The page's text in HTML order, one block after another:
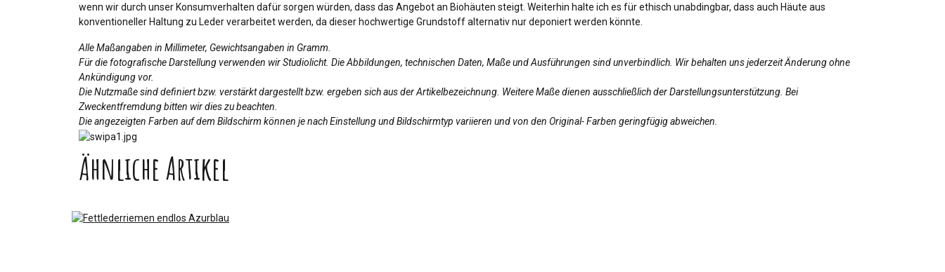
wenn wir durch unser Konsumverhalten dafür sorgen würden, dass das Angebot an Biohäuten steigt. Weiterhin halte ich es für ethisch unabdingbar, dass auch Häute aus
konventioneller Haltung zu Leder verarbeitet werden, da dieser hochwertige Grundstoff alternativ nur deponiert werden könnte.
Alle Maßangaben in Millimeter, Gewichtsangaben in Gramm.
Für die fotografische Darstellung verwenden wir Studiolicht. Die Abbildungen, technischen Daten, Maße und Ausführungen sind unverbindlich. Wir behalten uns jederzeit Änderung ohne
Ankündigung vor.
Die Nutzmaße sind definiert bzw. verstärkt dargestellt bzw. ergeben sich aus der Artikelbezeichnung. Weitere Maße dienen ausschließlich der Darstellungsunterstützung. Bei
Zweckentfremdung bitten wir dies zu beachten.
Die angezeigten Farben auf dem Bildschirm können je nach Einstellung und Bildschirmtyp variieren und von den Original- Farben geringfügig abweichen.
Ähnliche Artikel